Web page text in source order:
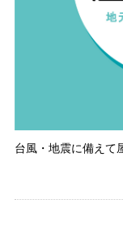
台風・地震に備えて